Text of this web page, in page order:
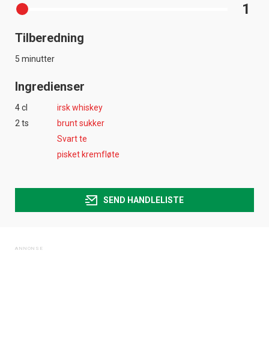
1
Tilberedning
5 minutter
Ingredienser
4 cl
irsk whiskey
2 ts
brunt sukker
Svart te
pisket kremfløte
SEND HANDLELISTE